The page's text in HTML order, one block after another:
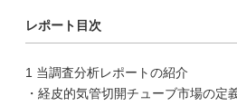
レポート目次
1 当調査分析レポートの紹介
・経皮的気管切開チューブ市場の定